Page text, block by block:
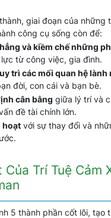
giai đoạn của những
công cụ sống còn để:
và kiềm chế những
từ công việc, gia đình.
trì các mối quan hệ lành
đời, con cái và bạn bè.
cân bằng giữa lý trí và
đề tài chính lớn.
hoạt với sự thay đổi và
Của Trí Tuệ Cảm
5 thành phần cốt lõi, tạo